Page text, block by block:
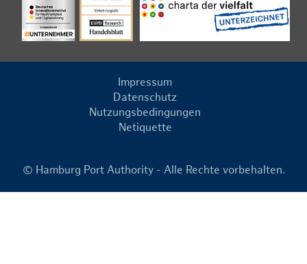
Impressum
Datenschutz
Nutzungsbedingungen
Netiquette
© Hamburg Port Authority - Alle Rechte vorbehalten.